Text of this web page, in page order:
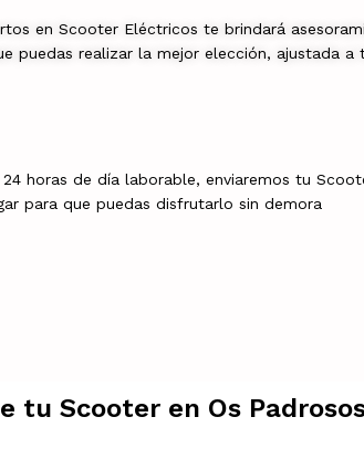
en Scooter Eléctricos te brindará
puedas realizar la mejor elección, ajustada a
horas de día laborable, enviaremos tu
para que puedas disfrutarlo sin demora
tu Scooter en Os